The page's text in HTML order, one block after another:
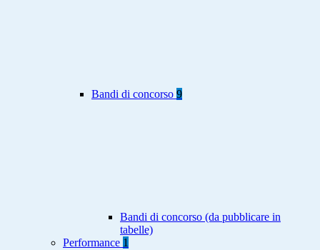
Bandi di concorso 9
Bandi di concorso (da pubblicare in
tabelle)
Performance 1